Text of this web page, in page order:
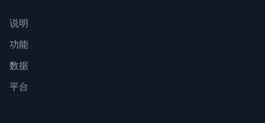
说明
功能
数据
平台